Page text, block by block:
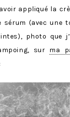
appliqué la
sérum (avec une
photo que
sur ma